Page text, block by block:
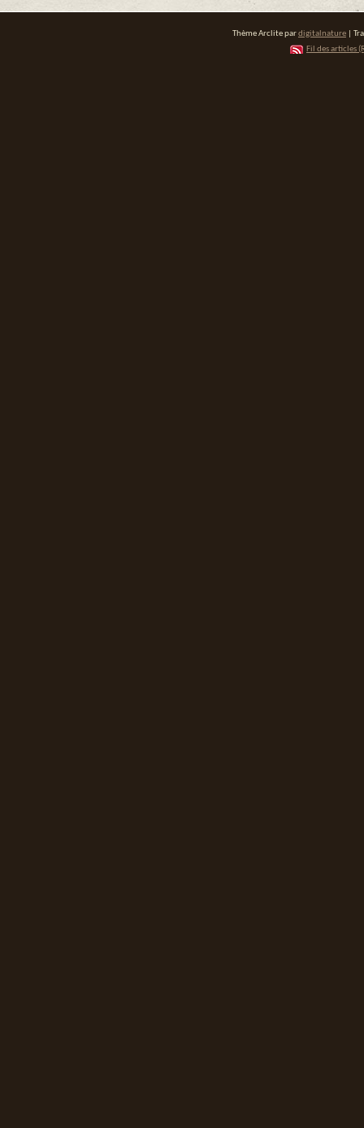
Thème Arclite pardigitalnature |
Fil des articles